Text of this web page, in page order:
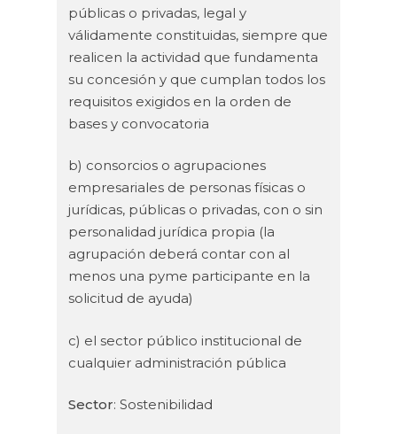
públicas o privadas, legal y
válidamente constituidas, siempre que
realicen la actividad que fundamenta
su concesión y que cumplan todos los
requisitos exigidos en la orden de
bases y convocatoria
b) consorcios o agrupaciones
empresariales de personas físicas o
jurídicas, públicas o privadas, con o sin
personalidad jurídica propia (la
agrupación deberá contar con al
menos una pyme participante en la
solicitud de ayuda)
c) el sector público institucional de
cualquier administración pública
Sector: Sostenibilidad